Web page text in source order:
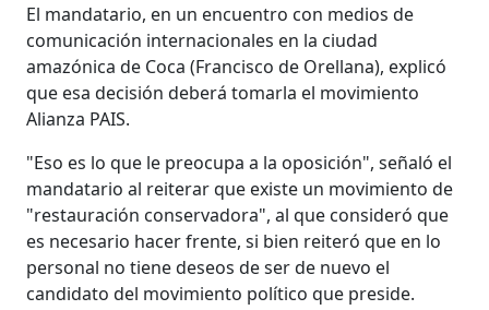
El mandatario, en un encuentro con medios de
comunicación internacionales en la ciudad
amazónica de Coca (Francisco de Orellana), explicó
que esa decisión deberá tomarla el movimiento
Alianza PAIS.
"Eso es lo que le preocupa a la oposición", señaló el
mandatario al reiterar que existe un movimiento de
"restauración conservadora", al que consideró que
es necesario hacer frente, si bien reiteró que en lo
personal no tiene deseos de ser de nuevo el
candidato del movimiento político que preside.